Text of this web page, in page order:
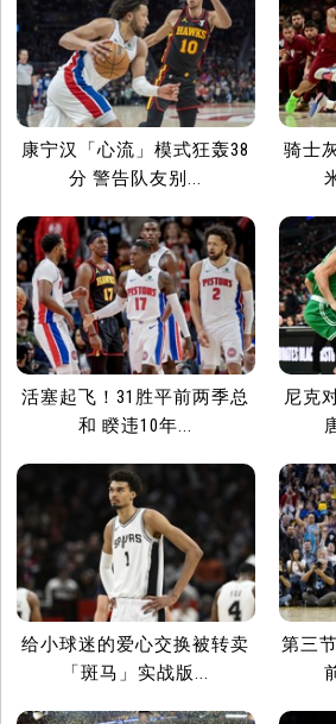
康宁汉「心流」模式狂轰38
分 警告队友别...
骑士
活塞起飞！31胜平前两季总
和 睽违10年...
尼克
给小球迷的爱心交换被转卖
「斑马」实战版...
第三